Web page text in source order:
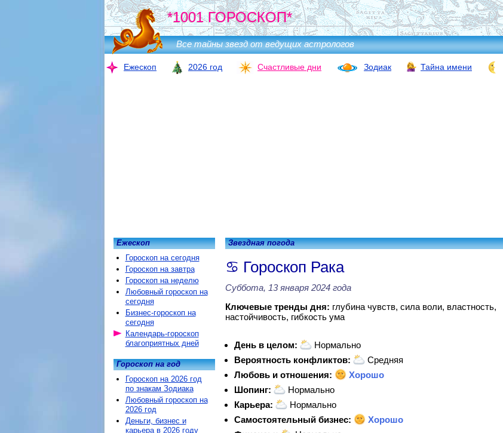
*1001 ГОРОСКОП*
Все тайны звезд от ведущих астрологов
Ежескоп 2026 год Счастливые дни Зодиак Тайна имени
Звездная погода
Гороскоп Рака
Суббота, 13 января 2024 года
Ключевые тренды дня: глубина чувств, сила воли, властность,
настойчивость, гибкость ума
День в целом:
Нормально
Вероятность конфликтов:
Средняя
Любовь и отношения:
Хорошо
Шопинг:
Нормально
Карьера:
Нормально
Самостоятельный бизнес:
Хорошо
Ежескоп
Гороскоп на сегодня
Гороскоп на завтра
Гороскоп на неделю
Любовный гороскоп на
сегодня
Бизнес-гороскоп на
сегодня
Календарь-гороскоп
благоприятных дней
Гороскоп на год
Гороскоп на 2026 год
по знакам Зодиака
Любовный гороскоп на
2026 год
Деньги, бизнес и
карьера в 2026 году